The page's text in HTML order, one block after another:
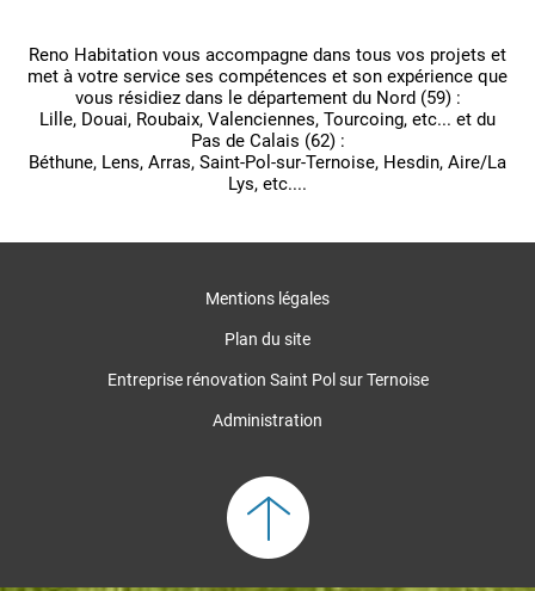
Reno Habitation vous accompagne dans tous vos projets et
met à votre service ses compétences et son expérience que
vous résidiez dans le département du Nord (59) :
Lille, Douai, Roubaix, Valenciennes, Tourcoing, etc... et du
Pas de Calais (62) :
Béthune, Lens, Arras, Saint-Pol-sur-Ternoise, Hesdin, Aire/La
Lys, etc....
Mentions légales
Plan du site
Entreprise rénovation Saint Pol sur Ternoise
Administration